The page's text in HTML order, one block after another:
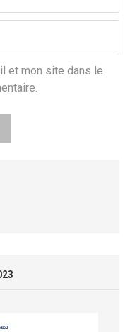
et mon site dans le